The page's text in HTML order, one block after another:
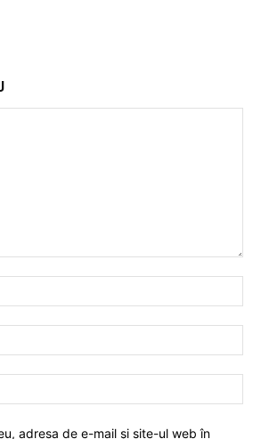
adresa de e-mail și site-ul web în